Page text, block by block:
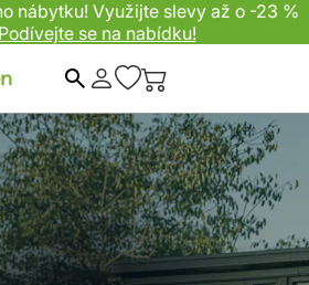
nábytku! Využijte slevy až o -23 %
Podívejte se na nabídku!